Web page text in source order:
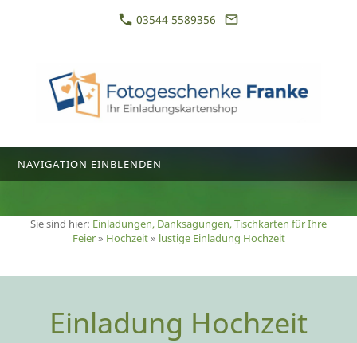
03544 5589356
NAVIGATION EINBLENDEN
Sie sind hier: Einladungen, Danksagungen, Tischkarten für Ihre
Feier» Hochzeit» lustige Einladung Hochzeit
Einladung Hochzeit